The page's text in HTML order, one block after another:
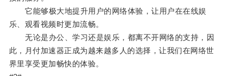
它能够极大地提升用户的网络体验，让用户在在线娱
乐、观看视频时更加流畅。
无论是办公、学习还是娱乐，都离不开网络的支持，因
此，月付加速器正成为越来越多人的选择，让我们在网络世
界里享受更加畅快的体验。